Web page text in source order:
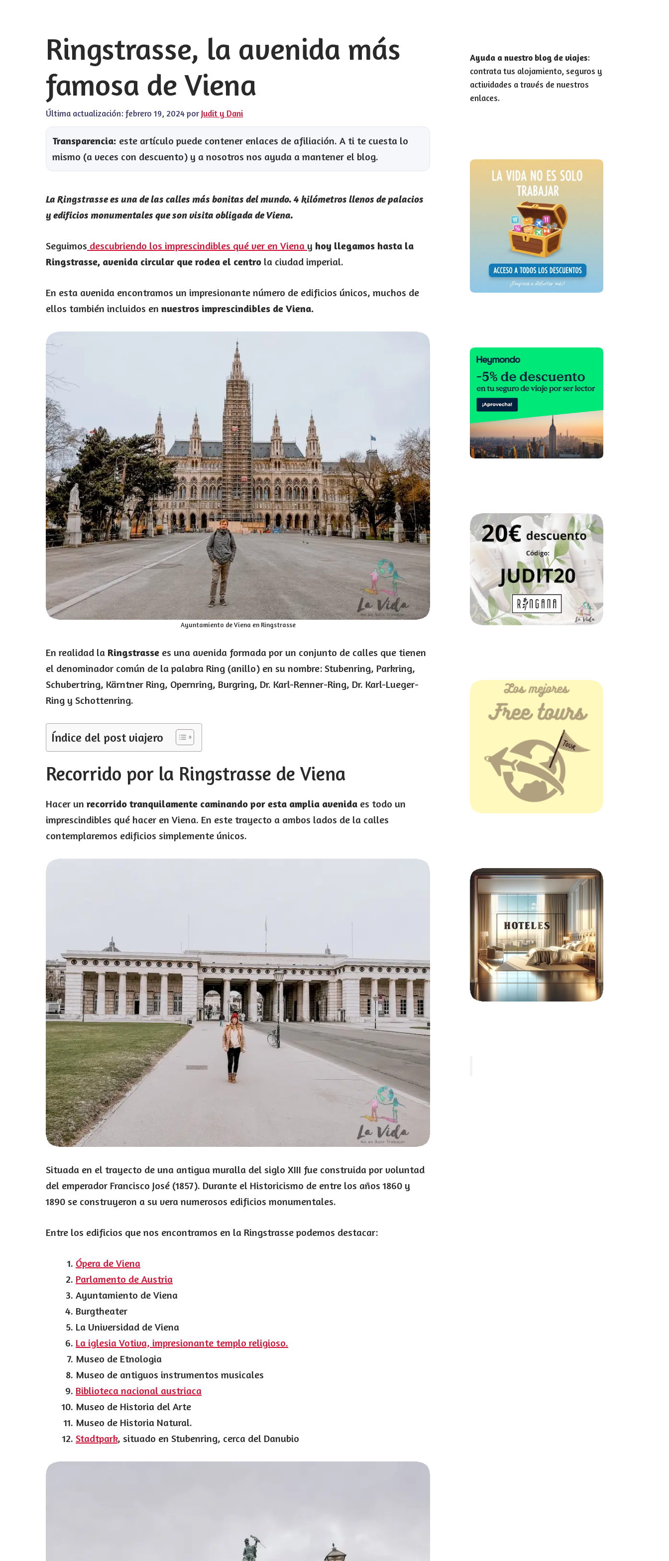
Ringstrasse, la avenida más
famosa de Viena
Última actualización: febrero 19, 2024por Judit y Dani
Transparencia: este artículo puede contener enlaces de afiliación. A ti te cuesta lo
mismo (a veces con descuento) y a nosotros nos ayuda a mantener el blog.
La Ringstrasse es una de las calles más bonitas del mundo. 4 kilómetros llenos de palacios
y edificios monumentales que son visita obligada de Viena.
Seguimos descubriendo los imprescindibles qué ver en Viena y hoy llegamos hasta la
Ringstrasse, avenida circular que rodea el centro la ciudad imperial.
En esta avenida encontramos un impresionante número de edificios únicos, muchos de
ellos también incluidos en nuestros imprescindibles de Viena.
Ayuntamiento de Viena en Ringstrasse
En realidad la Ringstrasse es una avenida formada por un conjunto de calles que tienen
el denominador común de la palabra Ring (anillo) en su nombre: Stubenring, Parkring,
Schubertring, Kärntner Ring, Opernring, Burgring, Dr. Karl-Renner-Ring, Dr. Karl-Lueger-
Ring y Schottenring.
Índice del post viajero
Recorrido por la Ringstrasse de Viena
Hacer un recorrido tranquilamente caminando por esta amplia avenida es todo un
imprescindibles qué hacer en Viena. En este trayecto a ambos lados de la calles
contemplaremos edificios simplemente únicos.
Situada en el trayecto de una antigua muralla del siglo XIII fue construida por voluntad
del emperador Francisco José (1857). Durante el Historicismo de entre los años 1860 y
1890 se construyeron a su vera numerosos edificios monumentales.
Entre los edificios que nos encontramos en la Ringstrasse podemos destacar:
Ópera de Viena
Parlamento de Austria
Ayuntamiento de Viena
Burgtheater
La Universidad de Viena
La iglesia Votiva, impresionante templo religioso.
Museo de Etnologia
Museo de antiguos instrumentos musicales
Biblioteca nacional austriaca
Museo de Historia del Arte
Museo de Historia Natural.
Stadtpark, situado en Stubenring, cerca del Danubio
Ayuda a nuestro blog de viajes:
contrata tus alojamiento, seguros y
actividades a través de nuestros
enlaces.